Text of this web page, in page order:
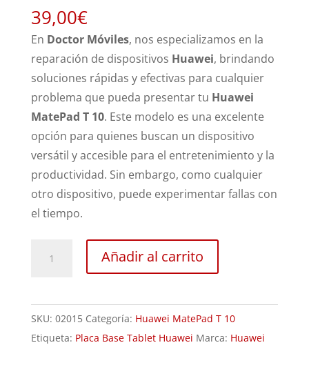
39,00€
En Doctor Móviles, nos especializamos en la
reparación de dispositivos Huawei, brindando
soluciones rápidas y efectivas para cualquier
problema que pueda presentar tu Huawei
MatePad T 10. Este modelo es una excelente
opción para quienes buscan un dispositivo
versátil y accesible para el entretenimiento y la
productividad. Sin embargo, como cualquier
otro dispositivo, puede experimentar fallas con
el tiempo.
T
10
cantidad
Añadir al carrito
SKU: 02015 Categoría: Huawei MatePad T 10
Etiqueta: Placa Base Tablet Huawei Marca: Huawei